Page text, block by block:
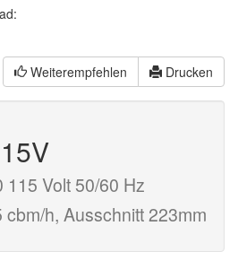
Weiterempfehlen
Drucken
115 Volt 50/60 Hz
h, Ausschnitt 223mm